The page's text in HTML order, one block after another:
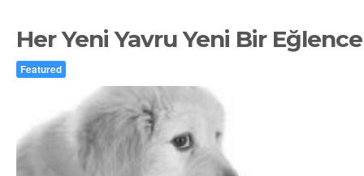
Her Yeni Yavru Yeni Bir
Featured